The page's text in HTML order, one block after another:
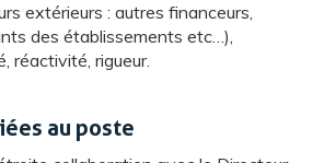
extérieurs : autres financeurs,
des établissements etc…),
réactivité, rigueur.
au poste